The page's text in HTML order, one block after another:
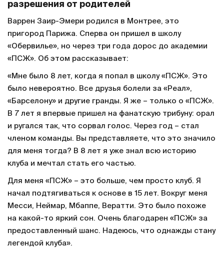
разрешения от родителей
Варрен Заир-Эмери родился в Монтрее, это
пригород Парижа. Сперва он пришел в школу
«Обервилье», но через три года дорос до академии
«ПСЖ». Об этом рассказывает:
«Мне было 8 лет, когда я попал в школу «ПСЖ». Это
было невероятно. Все друзья болели за «Реал»,
«Барселону» и другие гранды. Я же – только о «ПСЖ».
В 7 лет я впервые пришел на фанатскую трибуну: орал
и ругался так, что сорвал голос. Через год – стал
членом команды. Вы представляете, что это значило
для меня тогда? В 8 лет я уже знал всю историю
клуба и мечтал стать его частью.
Для меня «ПСЖ» – это больше, чем просто клуб. Я
начал подтягиваться к основе в 15 лет. Вокруг меня
Месси, Неймар, Мбаппе, Вератти. Это было похоже
на какой-то яркий сон. Очень благодарен «ПСЖ» за
предоставленный шанс. Надеюсь, что однажды стану
легендой клуба».